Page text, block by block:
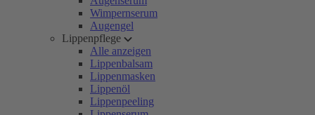
Wimpernserum
Augengel
Lippenpflege
Alle anzeigen
Lippenbalsam
Lippenmasken
Lippenöl
Lippenpeeling